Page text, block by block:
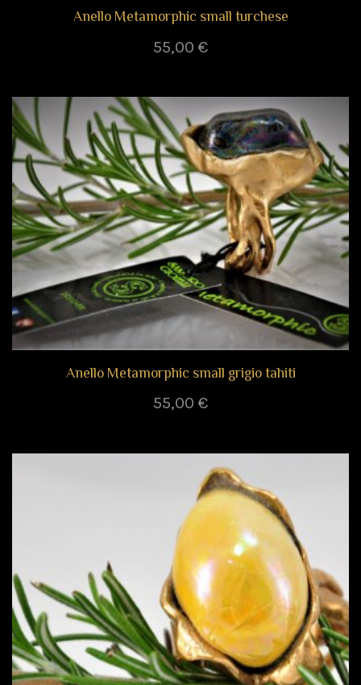
Anello Metamorphic small turchese
55,00 €
Anello Metamorphic small grigio tahiti
55,00 €